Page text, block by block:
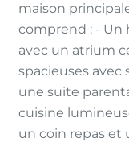
maison
comprend : - Un
avec un atrium
spacieuses avec
une suite
cuisine
un coin repas et